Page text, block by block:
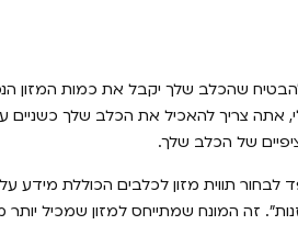
שהכלב שלך יקבל את כמות המזון
אתה צריך להאכיל את הכלב שלך
של הכלב שלך.
לבחור תווית מזון לכלבים הכוללת מידע
זה המונח שמתייחס למזון שמכיל